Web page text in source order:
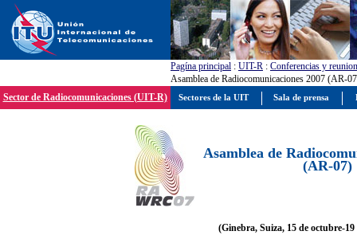
Pagína principal : UIT-R : Conferencias y
Asamblea de Radiocomunicaciones 2007 (AR-
Sector de Radiocomunicaciones (UIT-R)
Asamblea de
(AR-07)
(Ginebra, Suiza, 15 de octubre-19
Sectores de la UIT Sala de prensa